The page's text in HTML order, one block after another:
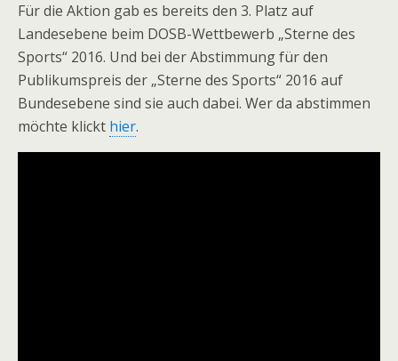
Für die Aktion gab es bereits den 3. Platz auf
Landesebene beim DOSB-Wettbewerb „Sterne des
Sports“ 2016. Und bei der Abstimmung für den
Publikumspreis der „Sterne des Sports“ 2016 auf
Bundesebene sind sie auch dabei. Wer da abstimmen
möchte klickt hier.